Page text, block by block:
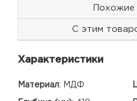
С этим
Характеристики
Материал: МДФ